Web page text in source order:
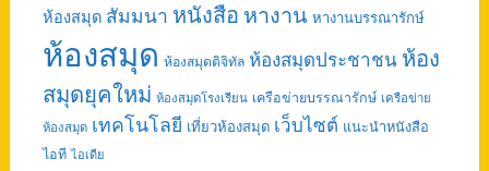
ห้องสมุด สัมมนา หนังสือ หางาน หางานบรรณารักษ์
ห้องสมุด ห้องสมุดดิจิทัล ห้องสมุดประชาชน ห้อง
สมุดยุคใหม่ ห้องสมุดโรงเรียน เครือข่ายบรรณารักษ์ เครือข่าย
ห้องสมุด เทคโนโลยี เที่ยวห้องสมุด เว็บไซต์ แนะนำหนังสือ
ไอที ไอเดีย